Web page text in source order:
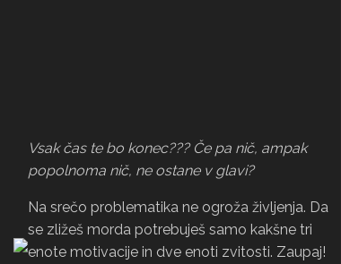
Vsak čas te bo konec??? Če pa nič, ampak
popolnoma nič, ne ostane v glavi?
Na srečo problematika ne ogroža življenja. Da
se zližeš morda potrebuješ samo kakšne tri
enote motivacije in dve enoti zvitosti. Zaupaj!